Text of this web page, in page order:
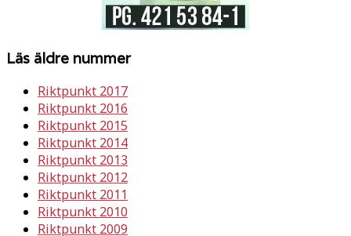
Läs äldre nummer
Riktpunkt 2017
Riktpunkt 2016
Riktpunkt 2015
Riktpunkt 2014
Riktpunkt 2013
Riktpunkt 2012
Riktpunkt 2011
Riktpunkt 2010
Riktpunkt 2009